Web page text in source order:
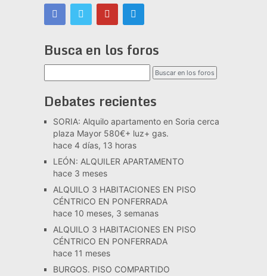
Busca en los foros
Debates recientes
SORIA: Alquilo apartamento en Soria cerca
plaza Mayor 580€+ luz+ gas.
hace 4 días, 13 horas
LEÓN: ALQUILER APARTAMENTO
hace 3 meses
ALQUILO 3 HABITACIONES EN PISO
CÉNTRICO EN PONFERRADA
hace 10 meses, 3 semanas
ALQUILO 3 HABITACIONES EN PISO
CÉNTRICO EN PONFERRADA
hace 11 meses
BURGOS. PISO COMPARTIDO